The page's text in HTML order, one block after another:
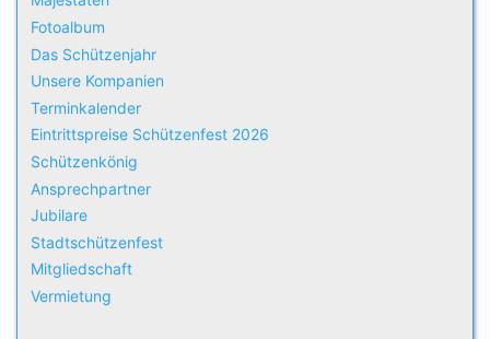
Fotoalbum
Das Schützenjahr
Unsere Kompanien
Terminkalender
Eintrittspreise Schützenfest 2026
Schützenkönig
Ansprechpartner
Jubilare
Stadtschützenfest
Mitgliedschaft
Vermietung